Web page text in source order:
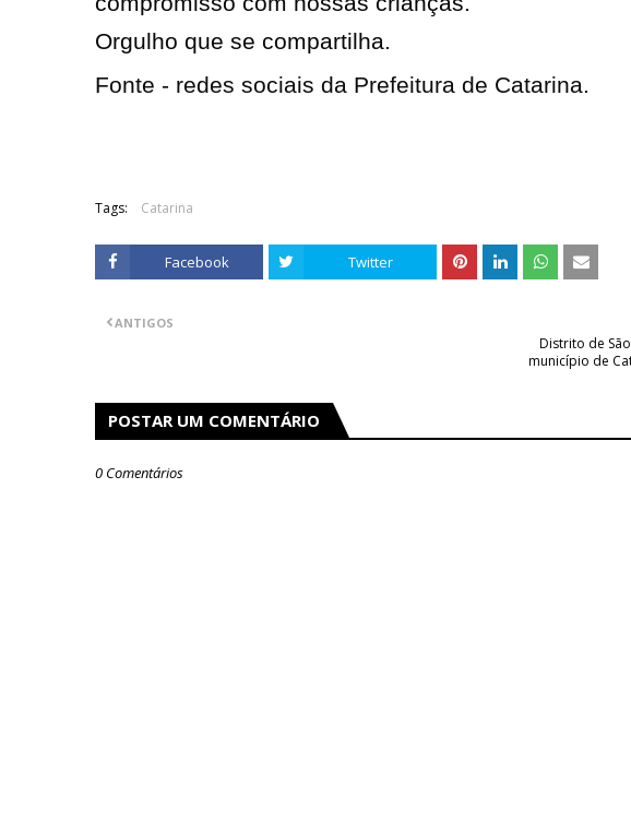
Orgulho que se compartilha.
Fonte - redes sociais da Prefeitura de Catarina.
Tags: Catarina
Facebook Twitter
Distrito de
município de
ANTIGOS
POSTAR UM COMENTÁRIO
0 Comentários